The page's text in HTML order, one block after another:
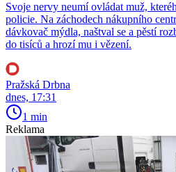
Svoje nervy neumí ovládat muž,
policie. Na záchodech nákupního
dávkovač mýdla, naštval se a pěstí
do tisíců a hrozí mu i vězení.
Pražská Drbna
dnes, 17:31
1 min
Reklama